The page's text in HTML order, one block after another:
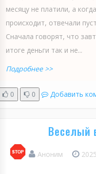
месяцу не платили, а
происходит, отвечали
Сначала говорят, что
итоге деньги так и не...
Подробнее >>
0 0 Добавить
Веселый
Аноним